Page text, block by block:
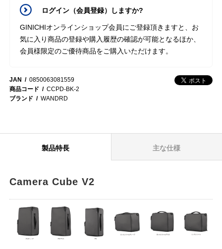
ログイン（会員登録）しますか?
GINICHIオンラインショップ会員にご登録頂きますと、お
気に入り商品の登録や購入履歴の確認が可能となるほか、
会員様限定のご優待商品をご購入いただけます。
JAN
0850063081559
商品コード
CCPD-BK-2
ブランド
WANDRD
製品特長 主な仕様
Camera Cube V2